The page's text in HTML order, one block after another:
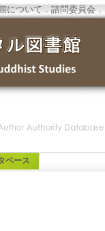
について ．諮問委員会 ．
ベース